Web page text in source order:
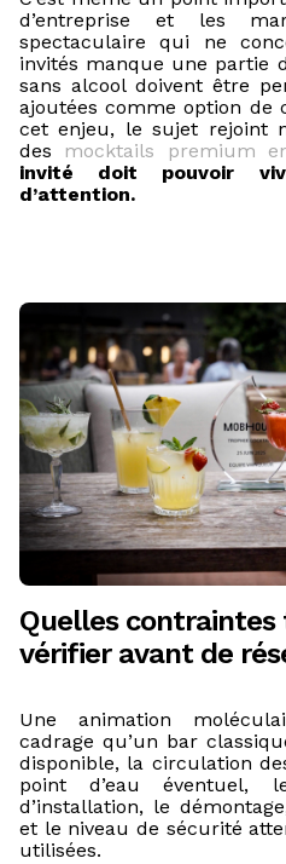
d’entreprise et les
spectaculaire qui ne
invités manque une partie
sans alcool doivent être
ajoutées comme option de
cet enjeu, le sujet rejoint
des mocktails premium
invité doit pouvoir
d’attention.
Quelles
vérifier avant de
Une animation
cadrage qu’un bar
disponible, la circulation
point d’eau éventuel,
d’installation, le
et le niveau de sécurité
utilisées.